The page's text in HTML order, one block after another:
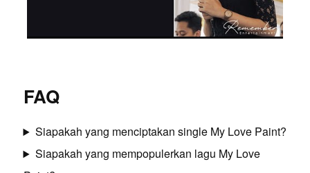
FAQ
Siapakah yang menciptakan single My Love Paint?
Siapakah yang mempopulerkan lagu My Love